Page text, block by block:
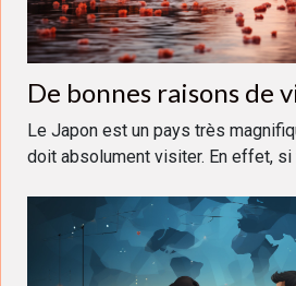
De bonnes raisons de
Le Japon est un pays très
doit absolument visiter. En effet, si